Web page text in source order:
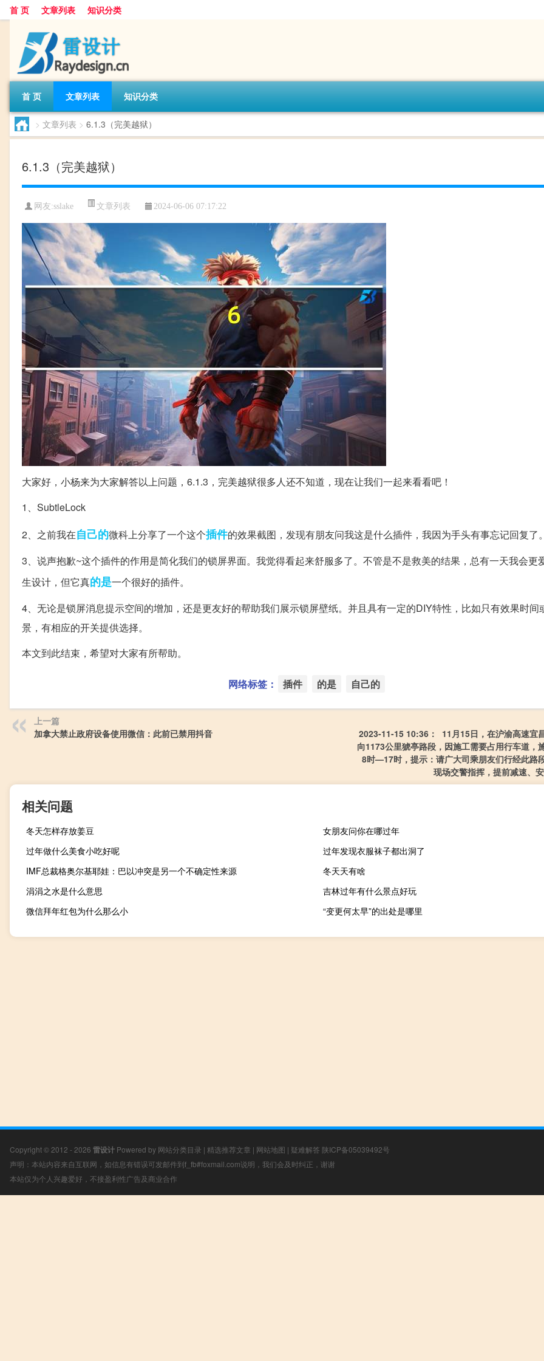
首 页 文章列表 知识分类
首 页 文章列表 知识分类
> 文章列表 > 6.1.3（完美越狱）
6.1.3（完美越狱）
网友:sslake 文章列表 2024-06-06 07:17:22
大家好，小杨来为大家解答以上问题，6.1.3，完美越狱很多人还不知道，现在让我们一起来看看吧！
1、SubtleLock
2、之前我在自己的微科上分享了一个这个插件的效果截图，发现有朋友问我这是什么插件，我因为手头有事忘记回复了
3、说声抱歉~这个插件的作用是简化我们的锁屏界面。我觉得看起来舒服多了。不管是不是救美的结果，总有一天我会更
生设计，但它真的是一个很好的插件。
4、无论是锁屏消息提示空间的增加，还是更友好的帮助我们展示锁屏壁纸。并且具有一定的DIY特性，比如只有效果时间
景，有相应的开关提供选择。
本文到此结束，希望对大家有所帮助。
网络标签： 插件 的是 自己的
上一篇
加拿大禁止政府设备使用微信：此前已禁用抖音
2023-11-15 10:36： 11月15日，在沪渝高速宜
向1173公里猇亭路段，因施工需要占用行车道，
8时—17时，提示：请广大司乘朋友们行经此路
现场交警指挥，提前减速、
相关问题
冬天怎样存放姜豆
女朋友问你在哪过年
过年做什么美食小吃好呢
过年发现衣服袜子都出洞了
IMF总裁格奥尔基耶娃：巴以冲突是另一个不确定性来源
冬天天有啥
涓涓之水是什么意思
吉林过年有什么景点好玩
微信拜年红包为什么那么小
“变更何太早”的出处是哪里
Copyright © 2012 - 2026 雷设计 Powered by 网站分类目录 | 精选推荐文章 | 网站地图 | 疑难解答 陕ICP备05039492号
声明：本站内容来自互联网，如信息有错误可发邮件到f_fb#foxmail.com说明，我们会及时纠正，谢谢
本站仅为个人兴趣爱好，不接盈利性广告及商业合作